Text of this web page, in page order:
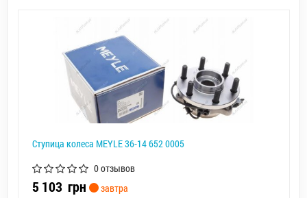
Ступица колеса MEYLE 36-14 652 0005
0 отзывов
5 103 грн
завтра